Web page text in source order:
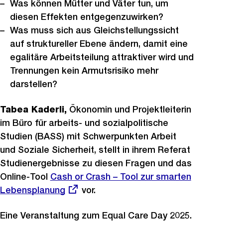
Was können Mütter und Väter tun, um
diesen Effekten entgegenzuwirken?
Was muss sich aus Gleichstellungssicht
auf struktureller Ebene ändern, damit eine
egalitäre Arbeitsteilung attraktiver wird und
Trennungen kein Armutsrisiko mehr
darstellen?
Tabea Kaderli, Ökonomin und Projektleiterin
im Büro für arbeits- und sozialpolitische
Studien (BASS) mit Schwerpunkten Arbeit
und Soziale Sicherheit, stellt in ihrem Referat
Studienergebnisse zu diesen Fragen und das
Online-Tool Externer
Link:
Cash or Crash – Tool zur smarten
Lebensplanung
vor.
Eine Veranstaltung zum Equal Care Day 2025.